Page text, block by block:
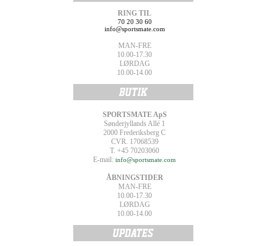
RING TIL
70 20 30 60
info@sportsmate.com
MAN-FRE
10.00-17.30
LØRDAG
10.00-14.00
SPORTSMATE ApS
Sønderjyllands Allé 1
2000 Frederiksberg C
CVR. 17068539
T. +45 70203060
E-mail: info@sportsmate.com
ÅBNINGSTIDER
MAN-FRE
10.00-17.30
LØRDAG
10.00-14.00